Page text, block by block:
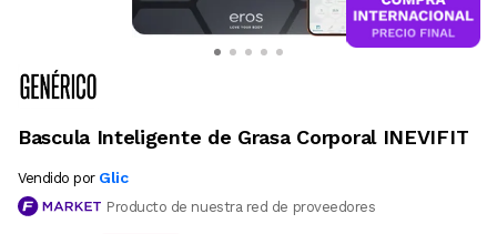
Bascula Inteligente de Grasa Corporal INEVIFIT
Vendido por Glic
Producto de nuestra red de proveedores